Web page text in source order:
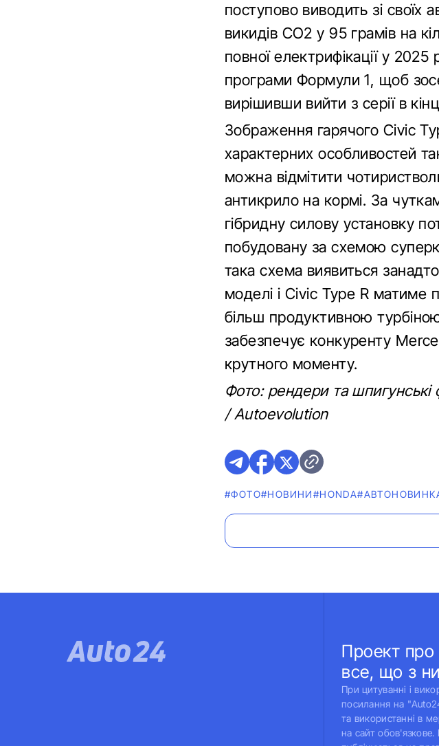
поступово виводить зі своїх
викидів CO2 у 95 грамів на
повної електрифікації у
програми Формули 1, щоб
вирішивши вийти з серії в
Зображення гарячого Civic
характерних особливостей
можна відмітити
антикрило на кормі. За
гібридну силову установку
побудовану за схемою
така схема виявиться
моделі і Civic Type R матиме
більш продуктивною
забезпечує конкуренту
крутного моменту.
Фото: рендери та
/ Autoevolution
#ФОТО#НОВИНИ#HONDA
Проект про
все, що з
При цитуванні і
посилання на
та використанні в
на сайт